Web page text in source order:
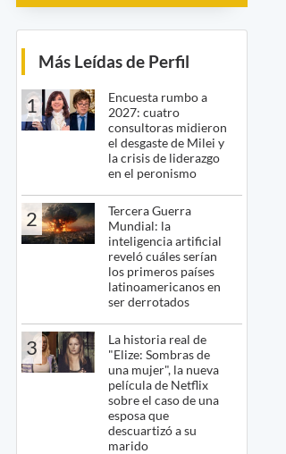
Más Leídas de Perfil
1
Encuesta rumbo a
2027: cuatro
consultoras midieron
el desgaste de Milei y
la crisis de liderazgo
en el peronismo
2
Tercera Guerra
Mundial: la
inteligencia artificial
reveló cuáles serían
los primeros países
latinoamericanos en
ser derrotados
3
La historia real de
"Elize: Sombras de
una mujer", la nueva
película de Netflix
sobre el caso de una
esposa que
descuartizó a su
marido